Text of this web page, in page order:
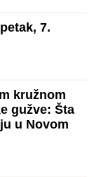
7.
kružnom
gužve: Šta
u Novom